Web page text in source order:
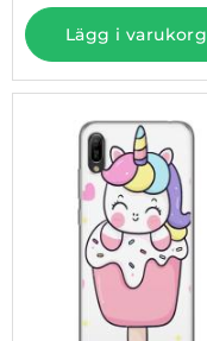
Lägg i varukorg